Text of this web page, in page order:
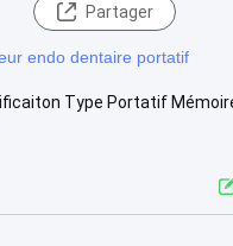
Partager
endo dentaire portatif
Type Portatif